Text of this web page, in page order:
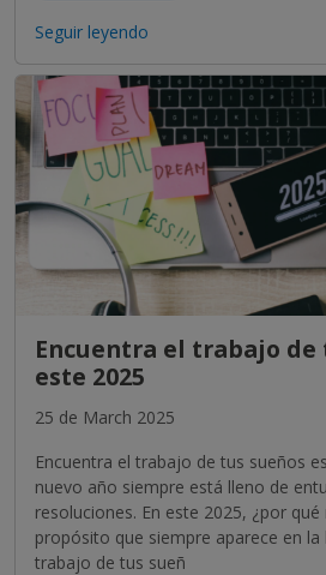
Seguir leyendo
Encuentra el trabajo de
este 2025
25 de March 2025
Encuentra el trabajo de tus sueños
nuevo año siempre está lleno de
resoluciones. En este 2025, ¿por
propósito que siempre aparece en la
trabajo de tus sueñ